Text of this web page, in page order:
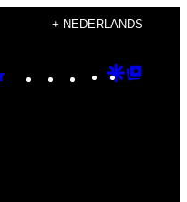
+ NEDERLANDS
Instagram
TikTok
YouTube
Google